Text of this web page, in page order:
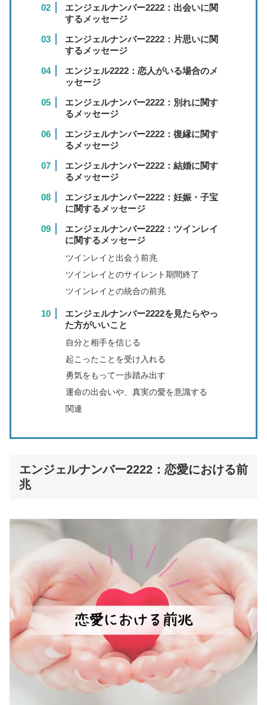
エンジェルナンバー2222：出会いに関
するメッセージ
エンジェルナンバー2222：片思いに関
するメッセージ
エンジェル2222：恋人がいる場合のメ
ッセージ
エンジェルナンバー2222：別れに関す
るメッセージ
エンジェルナンバー2222：復縁に関す
るメッセージ
エンジェルナンバー2222：結婚に関す
るメッセージ
エンジェルナンバー2222：妊娠・子宝
に関するメッセージ
エンジェルナンバー2222：ツインレイ
に関するメッセージ
ツインレイと出会う前兆
ツインレイとのサイレント期間終了
ツインレイとの統合の前兆
エンジェルナンバー2222を見たらやっ
た方がいいこと
自分と相手を信じる
起こったことを受け入れる
勇気をもって一歩踏み出す
運命の出会いや、真実の愛を意識する
関連
エンジェルナンバー2222：恋愛における前
兆